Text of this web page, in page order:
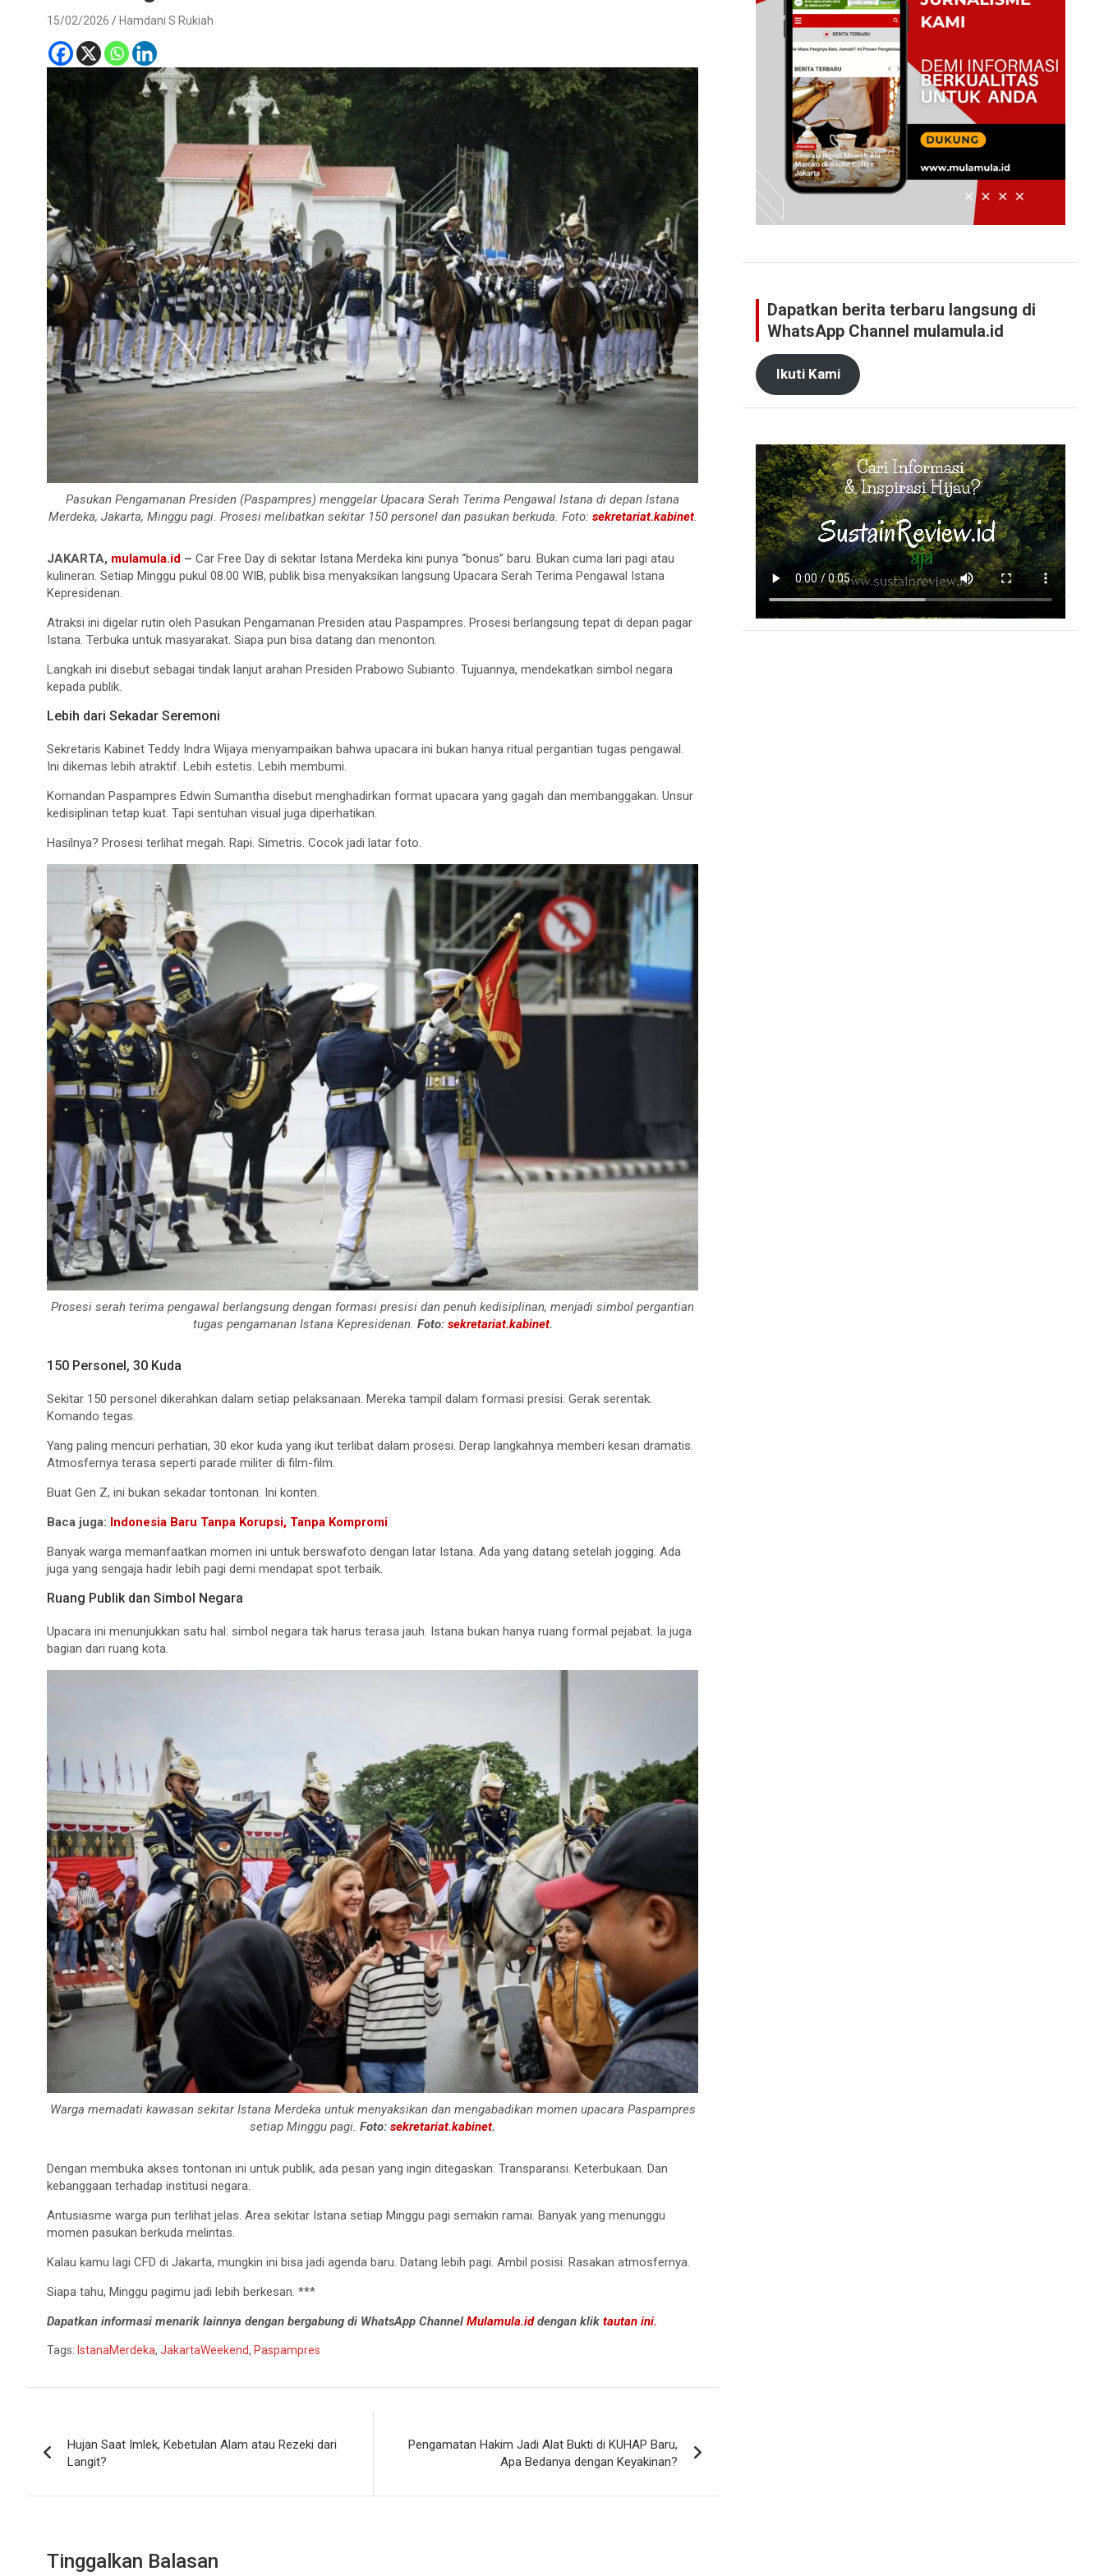
15/02/2026 Hamdani S Rukiah
Pasukan Pengamanan Presiden (Paspampres) menggelar Upacara Serah Terima Pengawal Istana di depan Istana
Merdeka, Jakarta, Minggu pagi. Prosesi melibatkan sekitar 150 personel dan pasukan berkuda. Foto: sekretariat.kabinet.
JAKARTA, mulamula.id – Car Free Day di sekitar Istana Merdeka kini punya “bonus” baru. Bukan cuma lari pagi atau
kulineran. Setiap Minggu pukul 08.00 WIB, publik bisa menyaksikan langsung Upacara Serah Terima Pengawal Istana
Kepresidenan.
Atraksi ini digelar rutin oleh Pasukan Pengamanan Presiden atau Paspampres. Prosesi berlangsung tepat di depan pagar
Istana. Terbuka untuk masyarakat. Siapa pun bisa datang dan menonton.
Langkah ini disebut sebagai tindak lanjut arahan Presiden Prabowo Subianto. Tujuannya, mendekatkan simbol negara
kepada publik.
Lebih dari Sekadar Seremoni
Sekretaris Kabinet Teddy Indra Wijaya menyampaikan bahwa upacara ini bukan hanya ritual pergantian tugas pengawal.
Ini dikemas lebih atraktif. Lebih estetis. Lebih membumi.
Komandan Paspampres Edwin Sumantha disebut menghadirkan format upacara yang gagah dan membanggakan. Unsur
kedisiplinan tetap kuat. Tapi sentuhan visual juga diperhatikan.
Hasilnya? Prosesi terlihat megah. Rapi. Simetris. Cocok jadi latar foto.
Prosesi serah terima pengawal berlangsung dengan formasi presisi dan penuh kedisiplinan, menjadi simbol pergantian
tugas pengamanan Istana Kepresidenan. Foto: sekretariat.kabinet.
150 Personel, 30 Kuda
Sekitar 150 personel dikerahkan dalam setiap pelaksanaan. Mereka tampil dalam formasi presisi. Gerak serentak.
Komando tegas.
Yang paling mencuri perhatian, 30 ekor kuda yang ikut terlibat dalam prosesi. Derap langkahnya memberi kesan dramatis.
Atmosfernya terasa seperti parade militer di film-film.
Buat Gen Z, ini bukan sekadar tontonan. Ini konten.
Baca juga: Indonesia Baru Tanpa Korupsi, Tanpa Kompromi
Banyak warga memanfaatkan momen ini untuk berswafoto dengan latar Istana. Ada yang datang setelah jogging. Ada
juga yang sengaja hadir lebih pagi demi mendapat spot terbaik.
Ruang Publik dan Simbol Negara
Upacara ini menunjukkan satu hal: simbol negara tak harus terasa jauh. Istana bukan hanya ruang formal pejabat. Ia juga
bagian dari ruang kota.
Warga memadati kawasan sekitar Istana Merdeka untuk menyaksikan dan mengabadikan momen upacara Paspampres
setiap Minggu pagi.Foto:sekretariat.kabinet.
Dengan membuka akses tontonan ini untuk publik, ada pesan yang ingin ditegaskan. Transparansi. Keterbukaan. Dan
kebanggaan terhadap institusi negara.
Antusiasme warga pun terlihat jelas. Area sekitar Istana setiap Minggu pagi semakin ramai. Banyak yang menunggu
momen pasukan berkuda melintas.
Kalau kamu lagi CFD di Jakarta, mungkin ini bisa jadi agenda baru. Datang lebih pagi. Ambil posisi. Rasakan atmosfernya.
Siapa tahu, Minggu pagimu jadi lebih berkesan. ***
Dapatkan informasi menarik lainnya dengan bergabung di WhatsApp Channel Mulamula.iddengan klik tautan ini.
Tags: IstanaMerdeka, JakartaWeekend, Paspampres
pos
Hujan Saat Imlek, Kebetulan Alam atau Rezeki dari
Langit?
Pengamatan Hakim Jadi Alat Bukti di KUHAP Baru,
Apa Bedanya dengan Keyakinan?
Tinggalkan Balasan
Dapatkan berita terbaru langsung di
WhatsApp Channel mulamula.id
Ikuti Kami